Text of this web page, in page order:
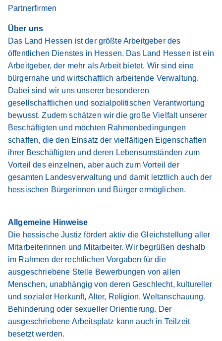
Partnerfirmen
Über uns
Das Land Hessen ist der größte Arbeitgeber des
öffentlichen Dienstes in Hessen. Das Land Hessen ist ein
Arbeitgeber, der mehr als Arbeit bietet. Wir sind eine
bürgernahe und wirtschaftlich arbeitende Verwaltung.
Dabei sind wir uns unserer besonderen
gesellschaftlichen und sozialpolitischen Verantwortung
bewusst. Zudem schätzen wir die große Vielfalt unserer
Beschäftigten und möchten Rahmenbedingungen
schaffen, die den Einsatz der vielfältigen Eigenschaften
ihrer Beschäftigten und deren Lebensumständen zum
Vorteil des einzelnen, aber auch zum Vorteil der
gesamten Landesverwaltung und damit letztlich auch der
hessischen Bürgerinnen und Bürger ermöglichen.
Allgemeine Hinweise
Die hessische Justiz fördert aktiv die Gleichstellung aller
Mitarbeiterinnen und Mitarbeiter. Wir begrüßen deshalb
im Rahmen der rechtlichen Vorgaben für die
ausgeschriebene Stelle Bewerbungen von allen
Menschen, unabhängig von deren Geschlecht, kultureller
und sozialer Herkunft, Alter, Religion, Weltanschauung,
Behinderung oder sexueller Orientierung. Der
ausgeschriebene Arbeitsplatz kann auch in Teilzeit
besetzt werden.